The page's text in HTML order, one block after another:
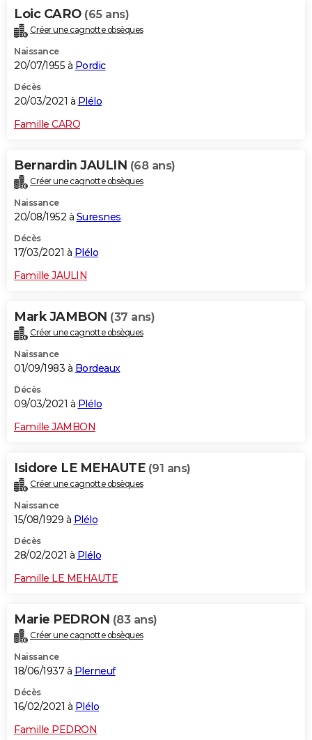
Loic CARO (65 ans)
Créer une cagnotte obsèques
Naissance
20/07/1955 à Pordic
Décès
20/03/2021 à Plélo
Famille CARO
Bernardin JAULIN (68 ans)
Créer une cagnotte obsèques
Naissance
20/08/1952 à Suresnes
Décès
17/03/2021 à Plélo
Famille JAULIN
Mark JAMBON (37 ans)
Créer une cagnotte obsèques
Naissance
01/09/1983 à Bordeaux
Décès
09/03/2021 à Plélo
Famille JAMBON
Isidore LE MEHAUTE (91 ans)
Créer une cagnotte obsèques
Naissance
15/08/1929 à Plélo
Décès
28/02/2021 à Plélo
Famille LE MEHAUTE
Marie PEDRON (83 ans)
Créer une cagnotte obsèques
Naissance
18/06/1937 à Plerneuf
Décès
16/02/2021 à Plélo
Famille PEDRON